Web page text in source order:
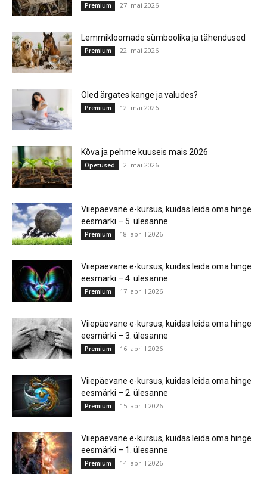
Premium 27. mai 2026
Lemmikloomade sümboolika ja tähendused
Premium 22. mai 2026
Oled ärgates kange ja valudes?
Premium 12. mai 2026
Kõva ja pehme kuuseis mais 2026
Õpetused 2. mai 2026
Viiepäevane e-kursus, kuidas leida oma hinge
eesmärki – 5. ülesanne
Premium 18. aprill 2026
Viiepäevane e-kursus, kuidas leida oma hinge
eesmärki – 4. ülesanne
Premium 17. aprill 2026
Viiepäevane e-kursus, kuidas leida oma hinge
eesmärki – 3. ülesanne
Premium 16. aprill 2026
Viiepäevane e-kursus, kuidas leida oma hinge
eesmärki – 2. ülesanne
Premium 15. aprill 2026
Viiepäevane e-kursus, kuidas leida oma hinge
eesmärki – 1. ülesanne
Premium 14. aprill 2026